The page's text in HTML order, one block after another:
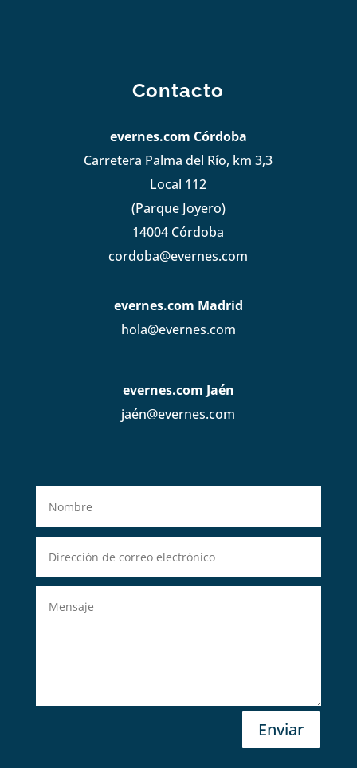
Contacto
evernes.com Córdoba
Carretera Palma del Río, km 3,3
Local 112
(Parque Joyero)
14004 Córdoba
cordoba@evernes.com
evernes.com Madrid
hola@evernes.com
evernes.com Jaén
jaén@evernes.com
Enviar